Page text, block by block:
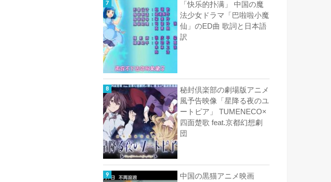
「快乐的扑满」 中国の魔
法少女ドラマ「巴啦啦小魔
仙」のED曲 歌詞と日本語
訳
秘封倶楽部の劇場版アニメ
風予告映像「星降る夜のユ
ートピア」 TUMENECO×
四面楚歌 feat.京都幻想劇
団
中国の黒猫アニメ映画